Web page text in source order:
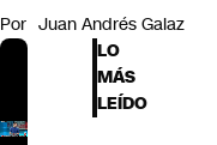
Por Juan Andrés Galaz
LO
MÁS
LEÍDO